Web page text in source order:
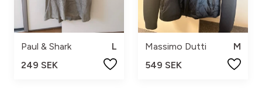
Paul & Shark
L
249 SEK
Massimo Dutti
M
549 SEK